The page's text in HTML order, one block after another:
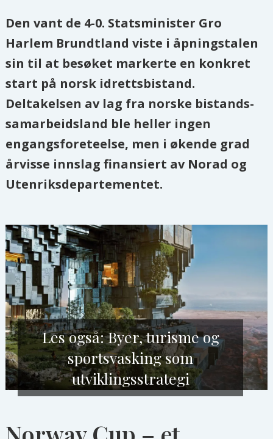
Den vant de 4-0. Statsminister Gro
Harlem Brundtland viste i åpningstalen
sin til at besøket markerte en konkret
start på norsk idrettsbistand.
Deltakelsen av lag fra norske bistands-
samarbeidsland ble heller ingen
engangsforeteelse, men i økende grad
årvisse innslag finansiert av Norad og
Utenriksdepartementet.
Les også: Byer, turisme og
sportsvasking som
utviklingsstrategi